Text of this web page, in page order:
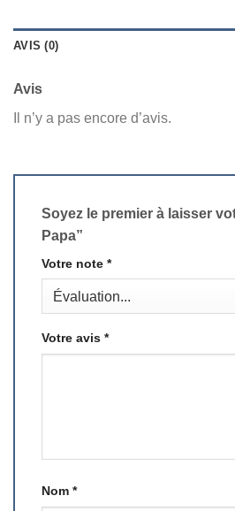
AVIS (0)
Avis
Il n’y a pas encore d’avis.
Soyez le premier à laisser
Papa”
Votre note *
Votre avis *
Nom *